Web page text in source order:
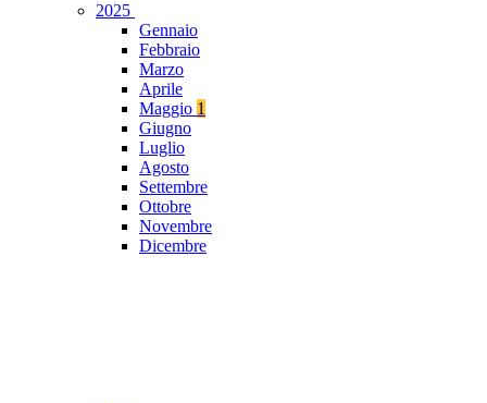
2025
Gennaio
Febbraio
Marzo
Aprile
Maggio 1
Giugno
Luglio
Agosto
Settembre
Ottobre
Novembre
Dicembre